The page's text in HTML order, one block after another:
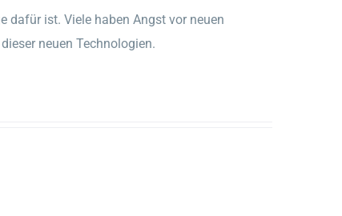
dafür ist. Viele haben Angst vor neuen
neuen Technologien.